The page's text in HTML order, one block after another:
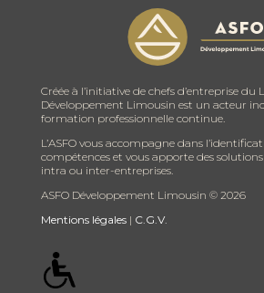
Créée à l’initiative de chefs d’entreprise du
Développement Limousin est un acteur
formation professionnelle continue.
L’ASFO vous accompagne dans
compétences et vous apporte des
intra ou inter-entreprises.
ASFO Développement Limousin © 2026
Mentions légales| C.G.V.